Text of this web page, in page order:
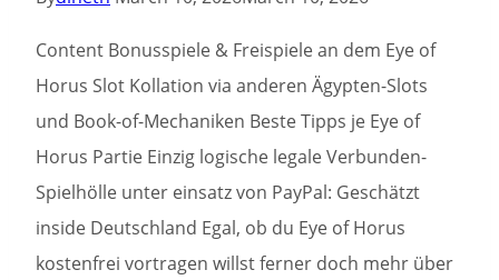
Content Bonusspiele & Freispiele an dem Eye of
Horus Slot Kollation via anderen Ägypten-Slots
und Book-of-Mechaniken Beste Tipps je Eye of
Horus Partie Einzig logische legale Verbunden-
Spielhölle unter einsatz von PayPal: Geschätzt
inside Deutschland Egal, ob du Eye of Horus
kostenfrei vortragen willst ferner doch mehr über